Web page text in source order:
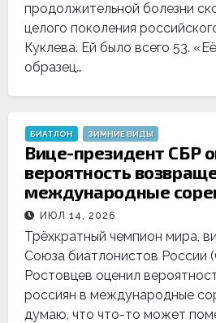
продолжительной болезни
целого поколения
Куклева. Ей было всего 53.
образец…
БИАТЛОН ЗИМНИЕ ВИДЫ
Вице-президент СБР
вероятность
международные
ИЮЛ 14, 2026
Трёхкратный чемпион мира,
Союза биатлонистов России
Ростовцев оценил
россиян в международные
думаю, что что-то может